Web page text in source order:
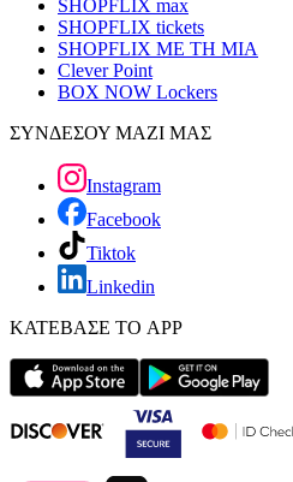
SHOPFLIX max
SHOPFLIX tickets
SHOPFLIX ΜΕ ΤΗ ΜΙΑ
Clever Point
BOX NOW Lockers
ΣΥΝΔΕΣΟΥ ΜΑΖΙ ΜΑΣ
Instagram
Facebook
Tiktok
Linkedin
ΚΑΤΕΒΑΣΕ ΤΟ APP